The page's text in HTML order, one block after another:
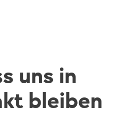
uns in
bleiben